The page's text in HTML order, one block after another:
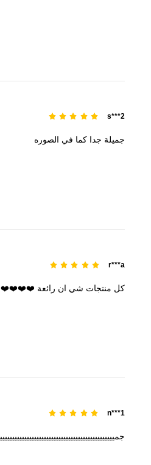
s***2
جميلة جدا كما في الصوره
r***a
كل منتجات شي ان رائعة
n***1